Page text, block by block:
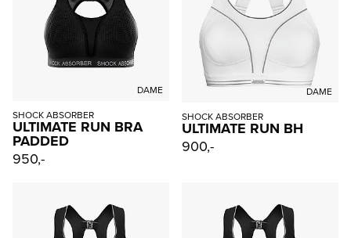
DAME
SHOCK ABSORBER
ULTIMATE RUN BRA
PADDED
950,-
DAME
SHOCK ABSORBER
ULTIMATE RUN BH
900,-